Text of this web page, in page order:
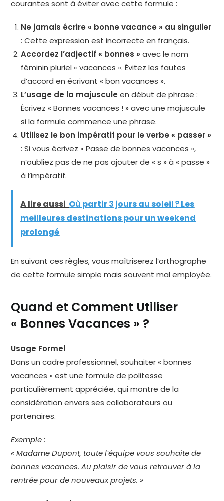
courantes sont à éviter avec cette formule :
Ne jamais écrire « bonne vacance » au singulier
: Cette expression est incorrecte en français.
Accordez l’adjectif « bonnes » avec le nom
féminin pluriel « vacances ». Évitez les fautes
d’accord en écrivant « bon vacances ».
L’usage de la majuscule en début de phrase :
Écrivez « Bonnes vacances ! » avec une majuscule
si la formule commence une phrase.
Utilisez le bon impératif pour le verbe « passer »
: Si vous écrivez « Passe de bonnes vacances »,
n’oubliez pas de ne pas ajouter de « s » à « passe »
à l’impératif.
A lire aussi Où partir 3 jours au soleil ? Les
meilleures destinations pour un weekend
prolongé
En suivant ces règles, vous maîtriserez l’orthographe
de cette formule simple mais souvent mal employée.
Quand et Comment Utiliser
« Bonnes Vacances » ?
Usage Formel
Dans un cadre professionnel, souhaiter « bonnes
vacances » est une formule de politesse
particulièrement appréciée, qui montre de la
considération envers ses collaborateurs ou
partenaires.
Exemple:
« Madame Dupont, toute l’équipe vous souhaite de
bonnes vacances. Au plaisir de vous retrouver à la
rentrée pour de nouveaux projets. »